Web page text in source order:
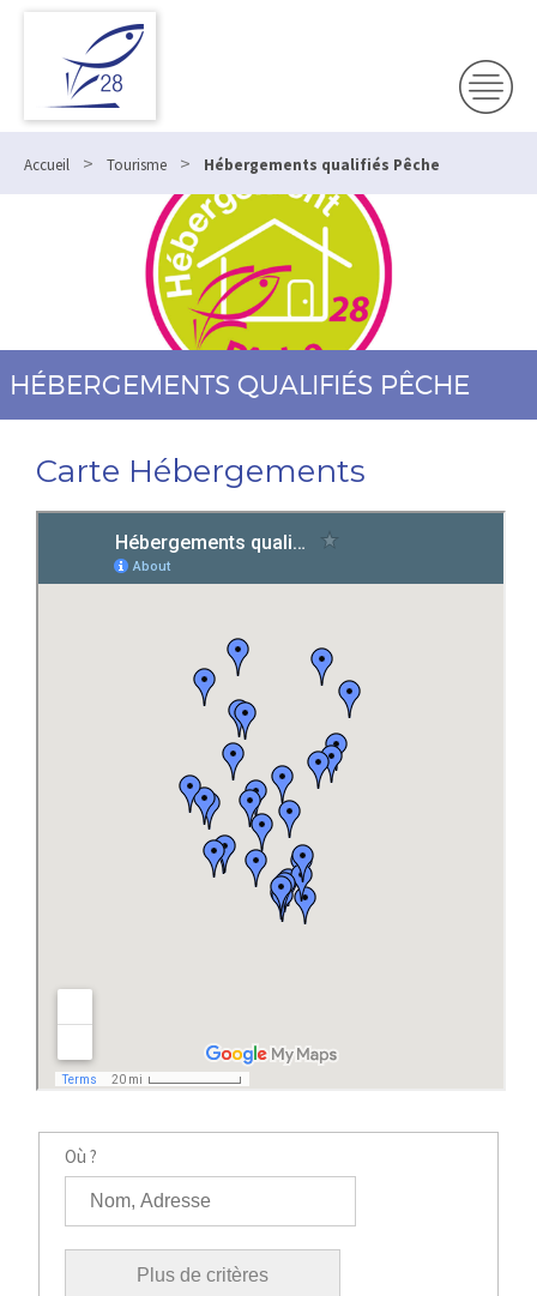
Accueil > Tourisme > Hébergements qualifiés Pêche
HÉBERGEMENTS QUALIFIÉS PÊCHE
Carte Hébergements
Où ?